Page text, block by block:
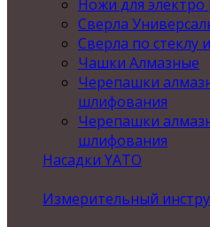
Ножи для электро
Сверла
Сверла по стеклу
Чашки Алмазные
Черепашки
шлифования
Черепашки
шлифования
Насадки YATO
Измерительный